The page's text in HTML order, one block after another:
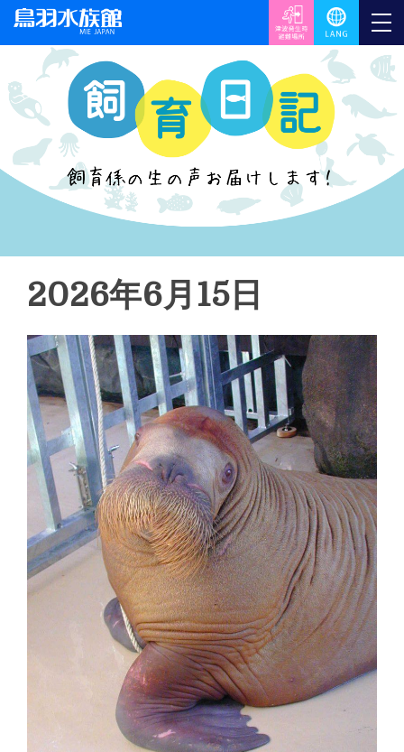
2026年6月15日